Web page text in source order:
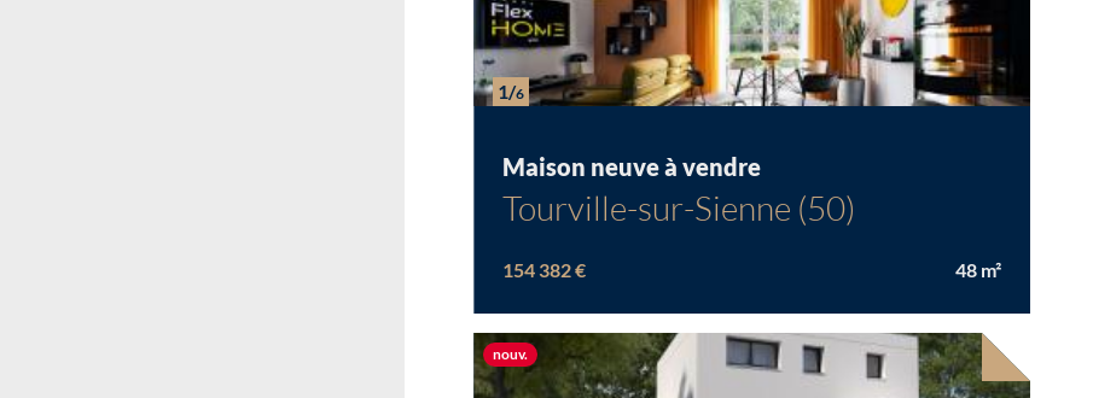
1/6
Maison neuve à vendre
Tourville-sur-Sienne (50)
154 382 € 48 m²
nouv. Nouvelle offre